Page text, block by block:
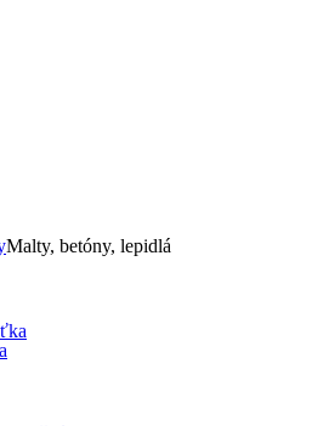
Malty, betóny, lepidlá